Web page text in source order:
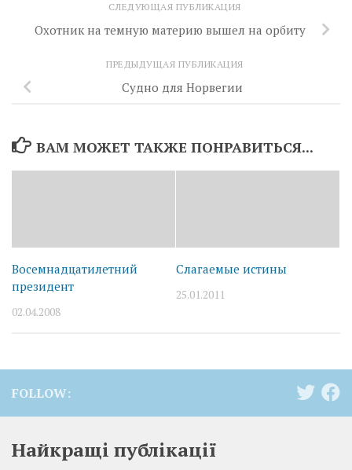
СЛЕДУЮЩАЯ ПУБЛИКАЦИЯ
Охотник на темную материю вышел на орбиту
ПРЕДЫДУЩАЯ ПУБЛИКАЦИЯ
Судно для Норвегии
ВАМ МОЖЕТ ТАКЖЕ ПОНРАВИТЬСЯ...
Восемнадцатилетний
президент
02.04.2008
Слагаемые истины
25.01.2011
FOLLOW:
Найкращі публікації